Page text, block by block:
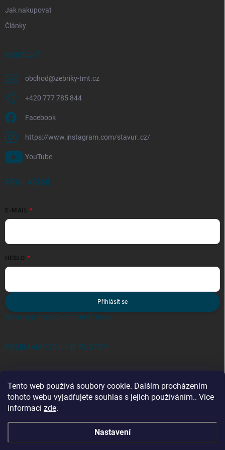
Tento web používá soubory cookie. Dalším procházením
tohoto webu vyjadřujete souhlas s jejich používáním.. Více
informací zde.
Nastavení
Jak nakupovat
Články
KONTAKT
obchod@zebriky-tmt.cz
+420 777 785 844
Facebook
https://www.instagram.com/stavur_cz/
YouTube
PŘIHLÁŠENÍ
E-MAIL
HESLO
Přihlásit se
Nová registraceZapomenuté heslo
PŘIJÍMÁME ONLINE PLATBY
Kategorie